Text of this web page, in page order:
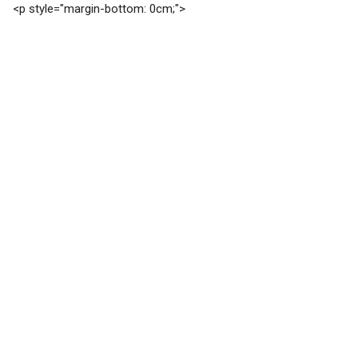
<p style="margin-bottom: 0cm;">